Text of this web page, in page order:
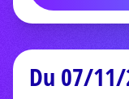
Du 07/